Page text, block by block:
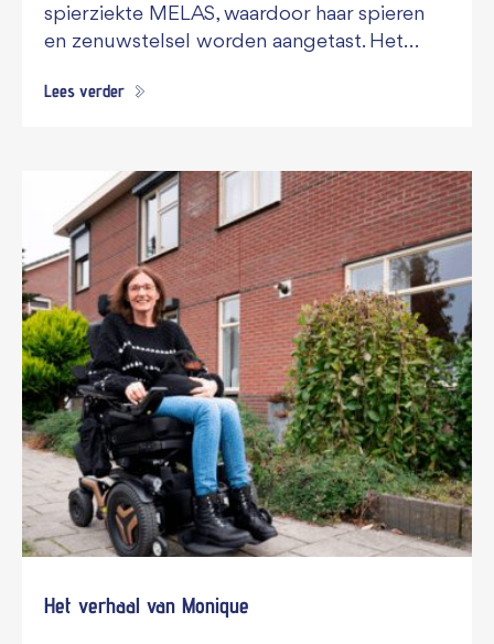
spierziekte MELAS, waardoor haar spieren
en zenuwstelsel worden aangetast. Het…
Lees verder
Het verhaal van Monique